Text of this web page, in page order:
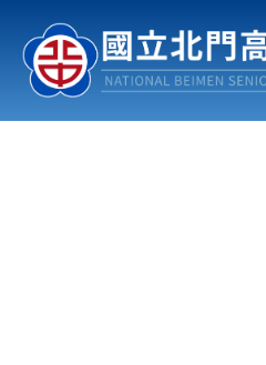
認識北中 行事